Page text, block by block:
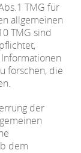
TMG für
allgemeinen
TMG sind
forschen, die
der
dem